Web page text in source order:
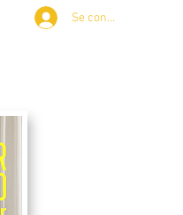
Se connecter